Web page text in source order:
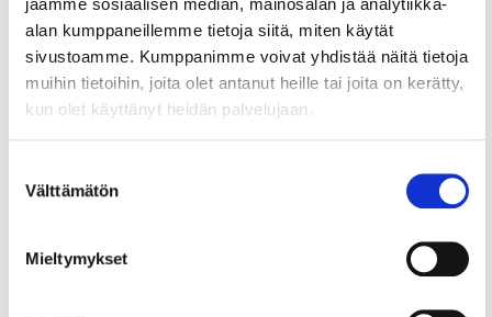
alan kumppaneillemme tietoja siitä, miten käytät
sivustoamme. Kumppanimme voivat yhdistää näitä tietoja
muihin tietoihin, joita olet antanut heille tai joita on kerätty,
kun olet käyttänyt heidän palvelujaan.
valinta
Välttämätön
Mieltymykset
rahoitushaut
Kokoamme yrityksille olennaisia ja merkittäviä
rahoitusmahdollisuuksia samaan päivittyvään
artikkeliin. Artikkeli päivitetty 26.6.
17.12.2024
sodan vaikutukset yrityksiin
Olemme koonneet pakotteisiin liittyvää tietoa,